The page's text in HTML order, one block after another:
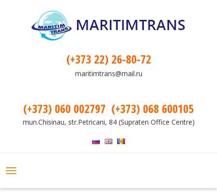
(+373 22) 26-80-72
maritimtrans@mail.ru
(+373) 060 002797 (+373) 068 600105
mun.Chisinau, str.Petricani, 84 (Supraten Office Centre)
Toggle